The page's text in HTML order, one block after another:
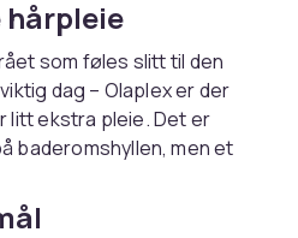
hårpleie
som føles slitt til den
dag – Olaplex er der
litt ekstra pleie. Det er
baderomshyllen, men et
eller hårhistorikk.